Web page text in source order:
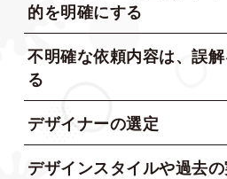
的を明確にする
不明確な依頼内容は、誤
る
デザイナーの選定
デザインスタイルや過去